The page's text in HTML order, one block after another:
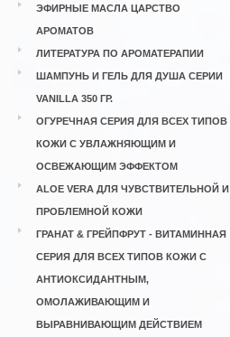
ЭФИРНЫЕ МАСЛА ЦАРСТВО
АРОМАТОВ
ЛИТЕРАТУРА ПО АРОМАТЕРАПИИ
ШАМПУНЬ И ГЕЛЬ ДЛЯ ДУША СЕРИИ
VANILLA 350 ГР.
ОГУРЕЧНАЯ СЕРИЯ ДЛЯ ВСЕХ ТИПОВ
КОЖИ С УВЛАЖНЯЮЩИМ И
ОСВЕЖАЮЩИМ ЭФФЕКТОМ
ALOE VERA ДЛЯ ЧУВСТВИТЕЛЬНОЙ И
ПРОБЛЕМНОЙ КОЖИ
ГРАНАТ & ГРЕЙПФРУТ - ВИТАМИННАЯ
СЕРИЯ ДЛЯ ВСЕХ ТИПОВ КОЖИ С
АНТИОКСИДАНТНЫМ,
ОМОЛАЖИВАЮЩИМ И
ВЫРАВНИВАЮЩИМ ДЕЙСТВИЕМ